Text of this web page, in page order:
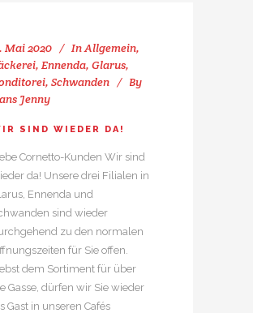
Mai 2020 InAllgemein,
, Ennenda, Glarus,
, Schwanden
By
Jenny
SIND WIEDER DA!
Cornetto-Kunden Wir sind
da! Unsere drei Filialen in
Ennenda und
sind wieder
zu den normalen
für Sie offen.
dem Sortiment für über
Gasse, dürfen wir Sie wieder
Gast in unseren Cafés